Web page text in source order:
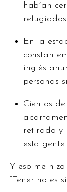
habían
refugiados.
En la
inglés
personas
Cientos
retirado y
esta gente.
Y eso me
“Tener no es